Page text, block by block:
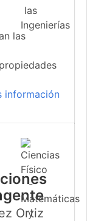
las
información
Ortiz